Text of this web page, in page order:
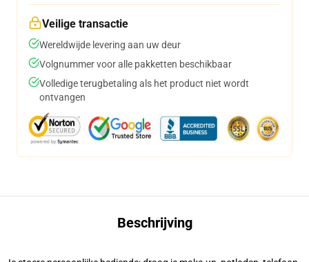
Veilige transactie
Wereldwijde levering aan uw deur
Volgnummer voor alle pakketten beschikbaar
Volledige terugbetaling als het product niet wordt
ontvangen
Beschrijving